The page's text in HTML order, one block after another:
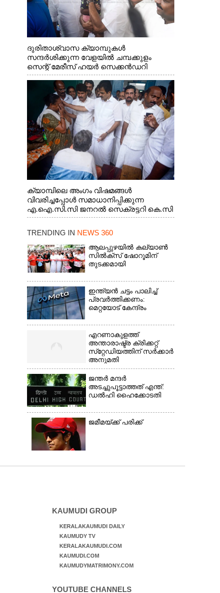
ദുരിതാശ്വാസ ക്യാമ്പുകൾ
സന്ദർശിക്കുന്ന വേളയിൽ ചമ്പക്കുളം
സെന്റ് മേരീസ് ഹയർ സെക്കൻഡറി
സ്കൂളിലെ ക്യാമ്പിലെത്തിയ എ.ഐ.സി.സി
ജനറൽ സെക്രട്ടറി കെ.സി
വേണുഗോപാൽ എം.പി കുരുന്നിനെ
എടുത്ത് ലാളിച്ചപ്പോൾ. സഹകരണ-
എക്സൈസ് വകുപ്പ് മന്ത്രി എം. ലിജു,
കൃഷിവകുപ്പ് മന്ത്രി ടി. സിദ്ദിഖ്, റെജി
ചെറിയാൻ എം. എൽ. എ എന്നിവർ സമീപം
ക്യാമ്പിലെ അംഗം വിഷമങ്ങൾ
വിവരിച്ചപ്പോൾ സമാധാനിപ്പിക്കുന്ന
എ.ഐ.സി.സി ജനറൽ സെക്രട്ടറി കെ.സി
വേണുഗോപാൽ എം.പി. സഹകരണ-
എന്നിവർ
TRENDING IN NEWS 360
ആലപ്പുഴയിൽ കല്യാൺ
സിൽക്‌സ് ഷോറൂമിന്
തുടക്കമായി
ഇന്ത്യൻ ചട്ടം പാലിച്ച്
പ്രവർത്തിക്കണം:
മെറ്റയോട് കേന്ദ്രം
എറണാകുളത്ത്
അന്താരാഷ്ട്ര ക്രിക്കറ്റ്
സ്‌റ്റേഡിയത്തിന് സർക്കാർ
അനുമതി
ജന്ത‌‌ർ മന്ദർ
അടച്ചുപൂട്ടാത്തത് എന്ത്:
ഡൽഹി ഹൈക്കോടതി
ജമീമയ്ക്ക് പരിക്ക്
KAUMUDI GROUP
KERALAKAUMUDI DAILY
KAUMUDY TV
KERALAKAUMUDI.COM
KAUMUDI.COM
KAUMUDYMATRIMONY.COM
YOUTUBE CHANNELS